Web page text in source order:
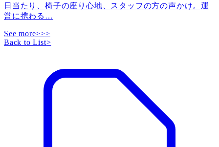
日当たり、椅子の座り心地、スタッフの方の声かけ。運
営に携わる …
See more>>>
Back to List>